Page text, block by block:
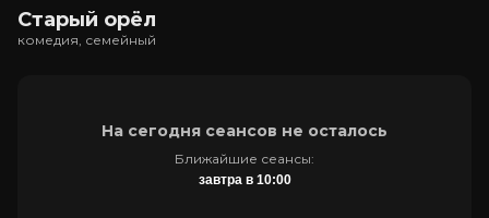
Старый орёл
комедия, семейный
На сегодня сеансов не осталось
Ближайшие сеансы:
завтра в 10:00